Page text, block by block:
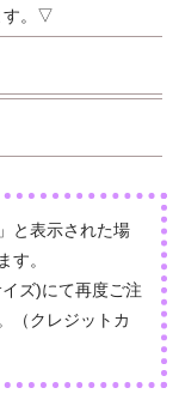
す。▽
と表示された場
す。
ズ)にて再度ご注
（クレジットカ